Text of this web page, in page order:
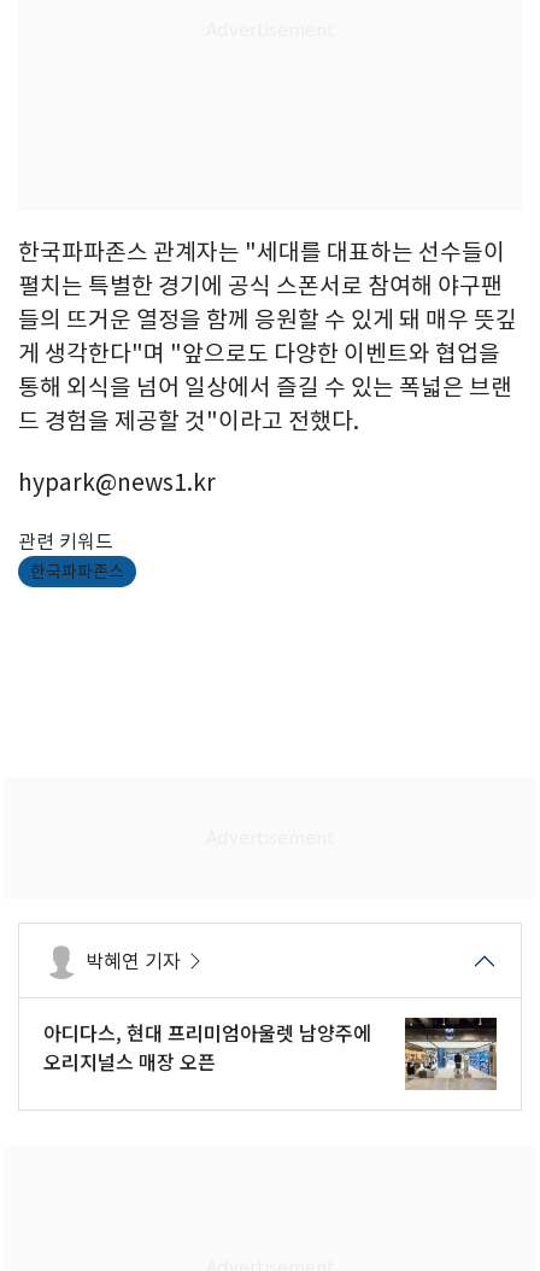
한국파파존스 관계자는 "세대를 대표하는 선수들이
펼치는 특별한 경기에 공식 스폰서로 참여해 야구팬
들의 뜨거운 열정을 함께 응원할 수 있게 돼 매우 뜻깊
게 생각한다"며 "앞으로도 다양한 이벤트와 협업을
통해 외식을 넘어 일상에서 즐길 수 있는 폭넓은 브랜
드 경험을 제공할 것"이라고 전했다.
hypark@news1.kr
관련 키워드
한국파파존스
박혜연 기자
아디다스, 현대 프리미엄아울렛 남양주에
오리지널스 매장 오픈